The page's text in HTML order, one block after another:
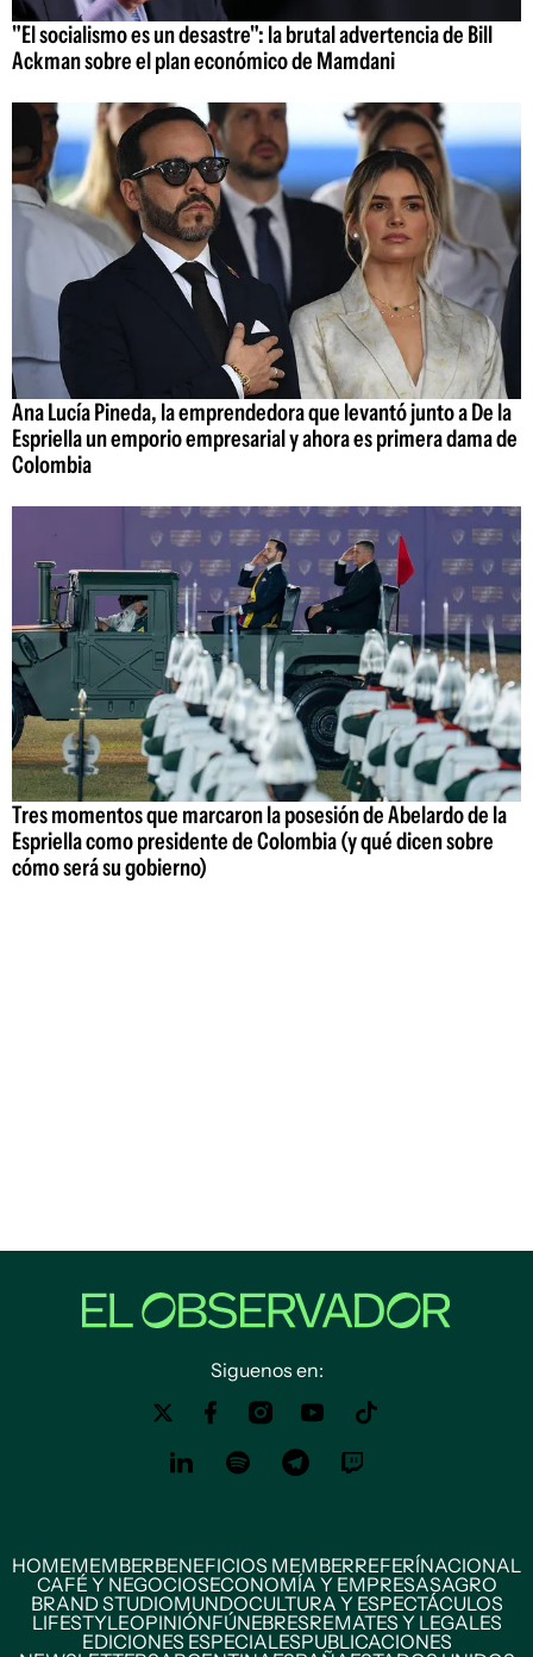
"El socialismo es un desastre": la brutal advertencia de Bill
Ackman sobre el plan económico de Mamdani
Ana Lucía Pineda, la emprendedora que levantó junto a De la
Espriella un emporio empresarial y ahora es primera dama de
Colombia
Tres momentos que marcaron la posesión de Abelardo de la
Espriella como presidente de Colombia (y qué dicen sobre
cómo será su gobierno)
Siguenos en:
HOMEMEMBERBENEFICIOS MEMBERREFERÍNACIONAL
CAFÉ Y NEGOCIOSECONOMÍA Y EMPRESASAGRO
BRAND STUDIOMUNDOCULTURA Y ESPECTÁCULOS
LIFESTYLEOPINIÓNFÚNEBRESREMATES Y LEGALES
EDICIONES ESPECIALESPUBLICACIONES